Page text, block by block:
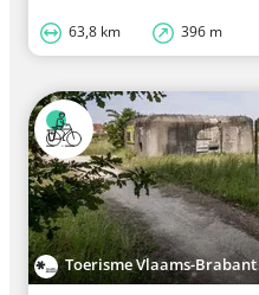
63,8 km 396 m
Toerisme Vlaams-Brabant